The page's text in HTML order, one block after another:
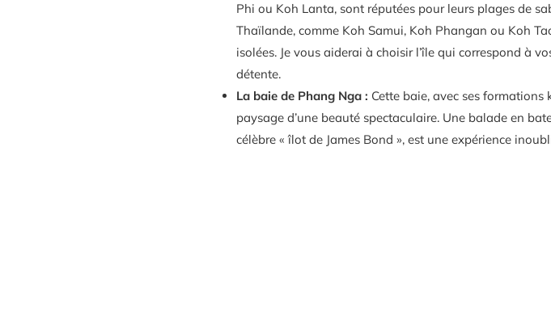
Phi ou Koh Lanta, sont réputées pour leurs plages de
Thaïlande, comme Koh Samui, Koh Phangan ou Koh
isolées. Je vous aiderai à choisir l’île qui correspond à
détente.
La baie de Phang Nga : Cette baie, avec ses
paysage d’une beauté spectaculaire. Une balade en
célèbre « îlot de James Bond », est une expérience